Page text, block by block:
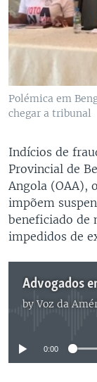
Polémica em
chegar a tribunal
Indícios de
Provincial de
Angola (OAA),
impõem
beneficiado de
impedidos de
Advogados
byVoz da
No
0:00